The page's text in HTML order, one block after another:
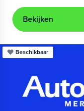
Bekijken
Beschikbaar